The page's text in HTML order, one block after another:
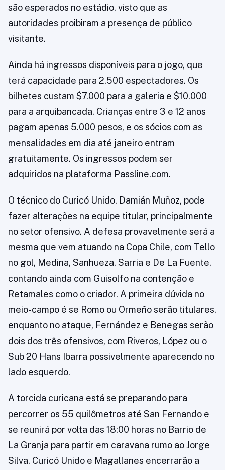
são esperados no estádio, visto que as
autoridades proibiram a presença de público
visitante.
Ainda há ingressos disponíveis para o jogo, que
terá capacidade para 2.500 espectadores. Os
bilhetes custam $7.000 para a galeria e $10.000
para a arquibancada. Crianças entre 3 e 12 anos
pagam apenas 5.000 pesos, e os sócios com as
mensalidades em dia até janeiro entram
gratuitamente. Os ingressos podem ser
adquiridos na plataforma Passline.com.
O técnico do Curicó Unido, Damián Muñoz, pode
fazer alterações na equipe titular, principalmente
no setor ofensivo. A defesa provavelmente será a
mesma que vem atuando na Copa Chile, com Tello
no gol, Medina, Sanhueza, Sarria e De La Fuente,
contando ainda com Guisolfo na contenção e
Retamales como o criador. A primeira dúvida no
meio-campo é se Romo ou Ormeño serão titulares,
enquanto no ataque, Fernández e Benegas serão
dois dos três ofensivos, com Riveros, López ou o
Sub 20 Hans Ibarra possivelmente aparecendo no
lado esquerdo.
A torcida curicana está se preparando para
percorrer os 55 quilômetros até San Fernando e
se reunirá por volta das 18:00 horas no Barrio de
La Granja para partir em caravana rumo ao Jorge
Silva. Curicó Unido e Magallanes encerrarão a